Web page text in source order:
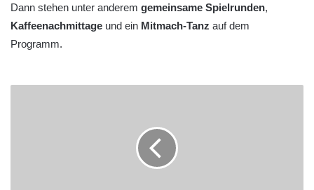
Dann stehen unter anderem gemeinsame Spielrunden,
Kaffeenachmittage und ein Mitmach-Tanz auf dem
Programm.